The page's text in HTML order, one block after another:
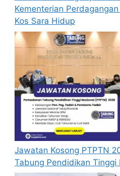
Kementerian
Kos Sara Hidup
Jawatan Kosong PTPTN
Tabung Pendidikan Tinggi